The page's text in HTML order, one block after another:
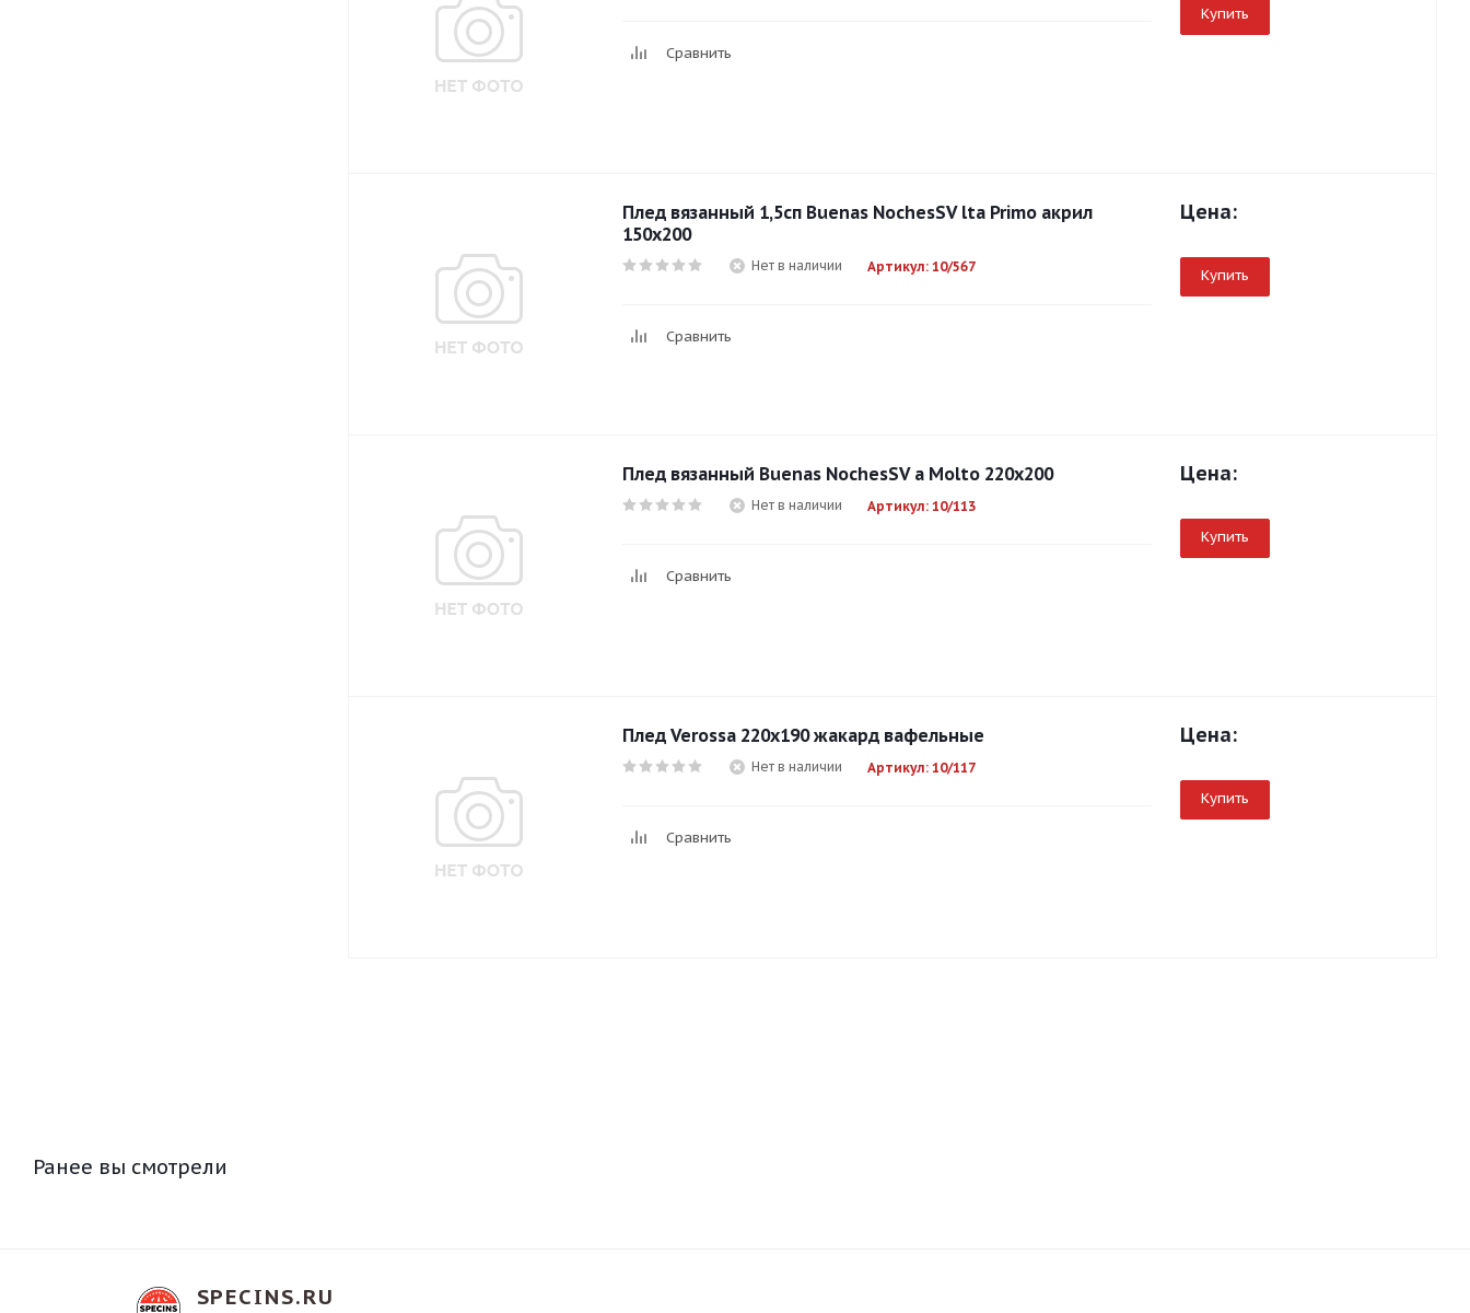
Сравнить
Купить
Плед вязанный 1,5сп Buenas NochesSV lta Primo акрил
150х200
Нет в наличии Артикул: 10/567
Сравнить
Цена:
Купить
Плед вязанный Buenas NochesSV a Molto 220х200
Нет в наличии Артикул: 10/113
Сравнить
Цена:
Купить
Плед Verossa 220х190 жакард вафельные
Нет в наличии Артикул: 10/117
Сравнить
Цена:
Купить
Ранее вы смотрели
SPECINS.RU